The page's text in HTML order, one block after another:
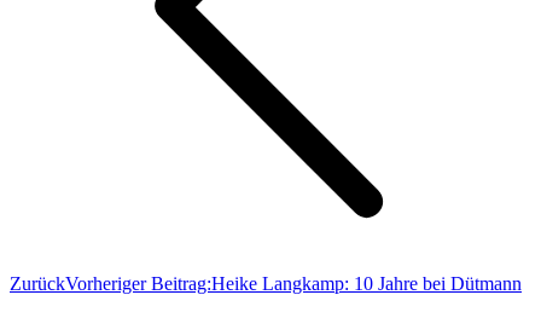
ZurückVorheriger Beitrag:Heike Langkamp: 10 Jahre bei Dütmann